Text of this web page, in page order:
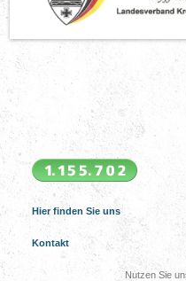
Hier finden Sie uns
Kontakt
Nutzen Sie